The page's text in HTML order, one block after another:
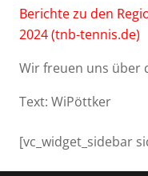
Berichte zu den
2024 (tnb-tennis.de)
Wir freuen uns über
Text: WiPöttker
[vc_widget_sidebar